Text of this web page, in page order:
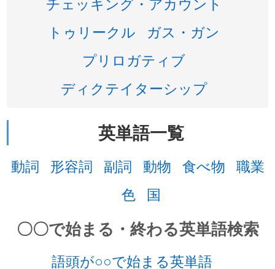
トゥリークル
ガス・ガン
プリロガティブ
ディクテイターシップ
英単語一覧
動詞 形容詞 副詞 動物 食べ物 職業
色 国
〇〇で始まる・終わる英単語検索
語頭が○○で始まる英単語